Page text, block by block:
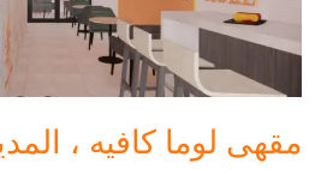
مقهى لوما كافيه ،